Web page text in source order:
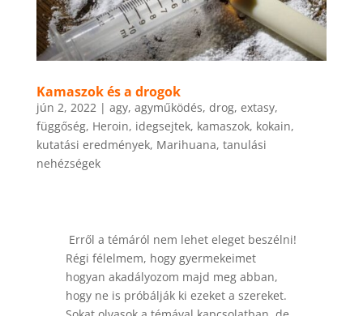
Kamaszok és a drogok
jún 2, 2022| agy, agyműködés, drog, extasy,
függőség, Heroin, idegsejtek, kamaszok, kokain,
kutatási eredmények, Marihuana, tanulási
nehézségek
Erről a témáról nem lehet eleget beszélni!
Régi félelmem, hogy gyermekeimet
hogyan akadályozom majd meg abban,
hogy ne is próbálják ki ezeket a szereket.